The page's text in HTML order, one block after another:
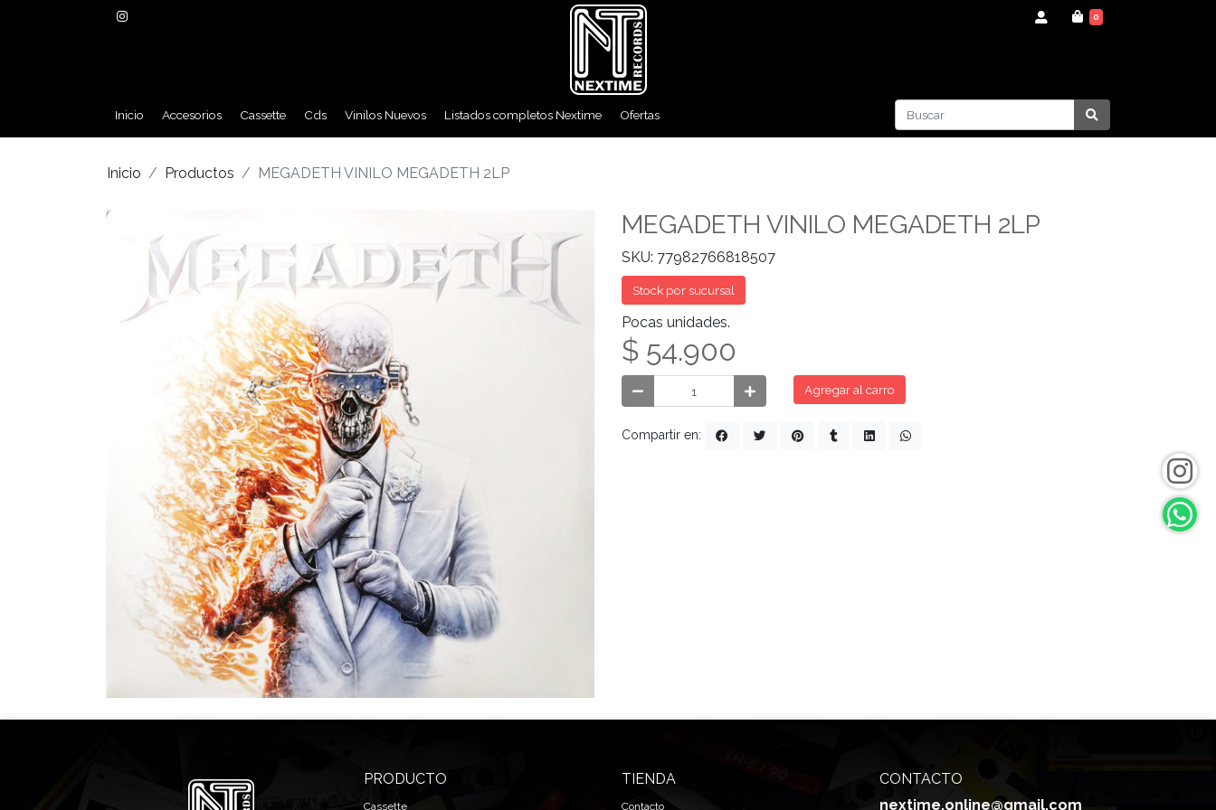
0
Inicio Accesorios Cassette Cds Vinilos Nuevos Listados completos Nextime Ofertas
Inicio Productos MEGADETH VINILO MEGADETH 2LP
MEGADETH VINILO MEGADETH 2LP
SKU: 77982766818507
Stock por sucursal
Pocas unidades.
$ 54.900
Agregar al carro
Compartir en:
PRODUCTO
Cassette
TIENDA
Contacto
CONTACTO
nextime.online@gmail.com